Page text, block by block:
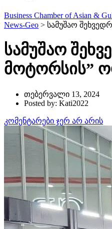
Business Chamber of Asian &
News-Geo > სამუშაო
სამუშაო
მოტორსის”
თებერვალი 13, 2024
Posted by: Kati2022
კომენტარები ჯერ არ არის